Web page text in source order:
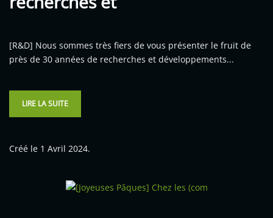
[R&D] Nous sommes très fiers de vous présenter le fruit de
près de 30 années de recherches et développements...
LIRE LA SUITE
Créé le 1 Avril 2024.